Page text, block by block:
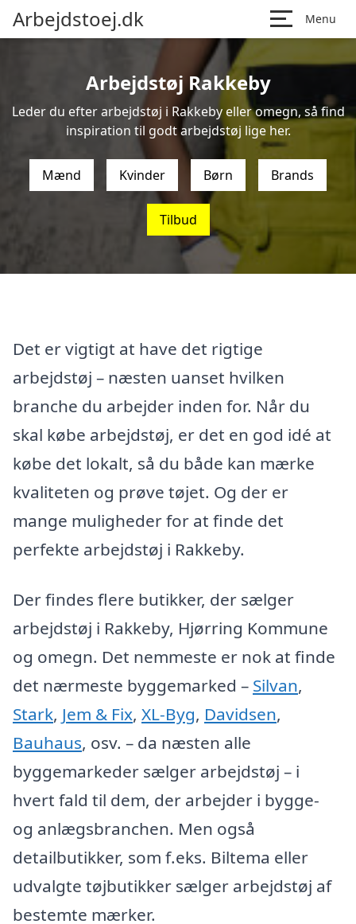
Arbejdstoej.dk Menu
Arbejdstøj Rakkeby
Leder du efter arbejdstøj i Rakkeby eller omegn, så find
inspiration til godt arbejdstøj lige her.
Mænd Kvinder Børn Brands
Tilbud
Det er vigtigt at have det rigtige
arbejdstøj – næsten uanset hvilken
branche du arbejder inden for. Når du
skal købe arbejdstøj, er det en god idé at
købe det lokalt, så du både kan mærke
kvaliteten og prøve tøjet. Og der er
mange muligheder for at finde det
perfekte arbejdstøj i Rakkeby.
Der findes flere butikker, der sælger
arbejdstøj i Rakkeby, Hjørring Kommune
og omegn. Det nemmeste er nok at finde
det nærmeste byggemarked – Silvan,
Stark, Jem & Fix, XL-Byg, Davidsen,
Bauhaus, osv. – da næsten alle
byggemarkeder sælger arbejdstøj – i
hvert fald til dem, der arbejder i bygge-
og anlægsbranchen. Men også
detailbutikker, som f.eks. Biltema eller
udvalgte tøjbutikker sælger arbejdstøj af
bestemte mærker.